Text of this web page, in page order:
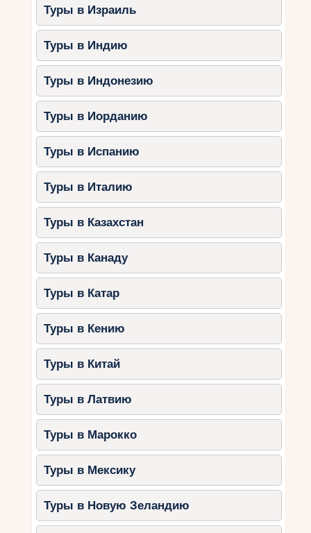
Туры в Израиль
Туры в Индию
Туры в Индонезию
Туры в Иорданию
Туры в Испанию
Туры в Италию
Туры в Казахстан
Туры в Канаду
Туры в Катар
Туры в Кению
Туры в Китай
Туры в Латвию
Туры в Марокко
Туры в Мексику
Туры в Новую Зеландию